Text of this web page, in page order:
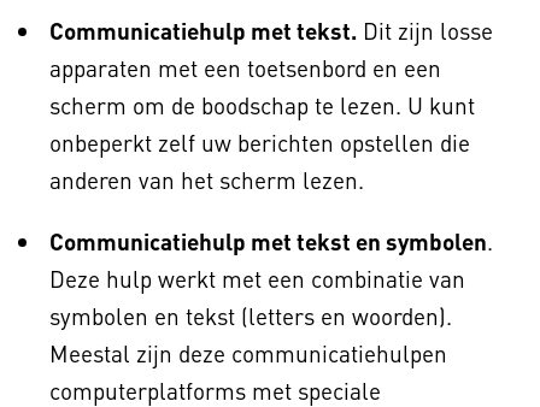
Communicatiehulp met tekst. Dit zijn losse
apparaten met een toetsenbord en een
scherm om de boodschap te lezen. U kunt
onbeperkt zelf uw berichten opstellen die
anderen van het scherm lezen.
Communicatiehulp met tekst en symbolen.
Deze hulp werkt met een combinatie van
symbolen en tekst (letters en woorden).
Meestal zijn deze communicatiehulpen
computerplatforms met speciale